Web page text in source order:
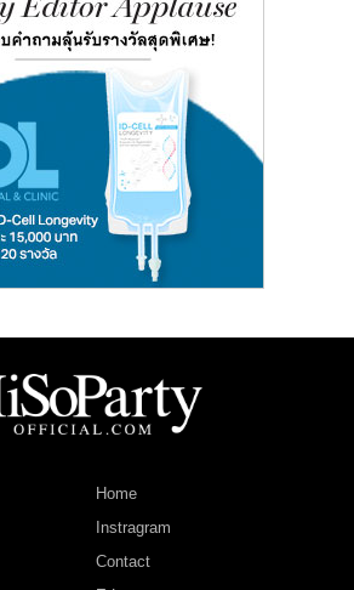
Home
Instragram
Contact